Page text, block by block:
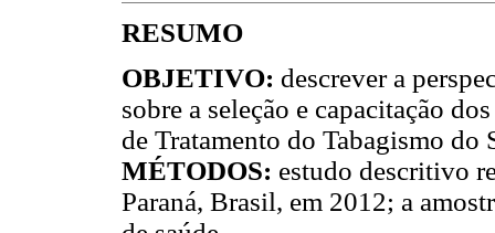
RESUMO
OBJETIVO: descrever a
sobre a seleção e capacitação
de Tratamento do Tabagismo do
MÉTODOS: estudo descritivo
Paraná, Brasil, em 2012; a